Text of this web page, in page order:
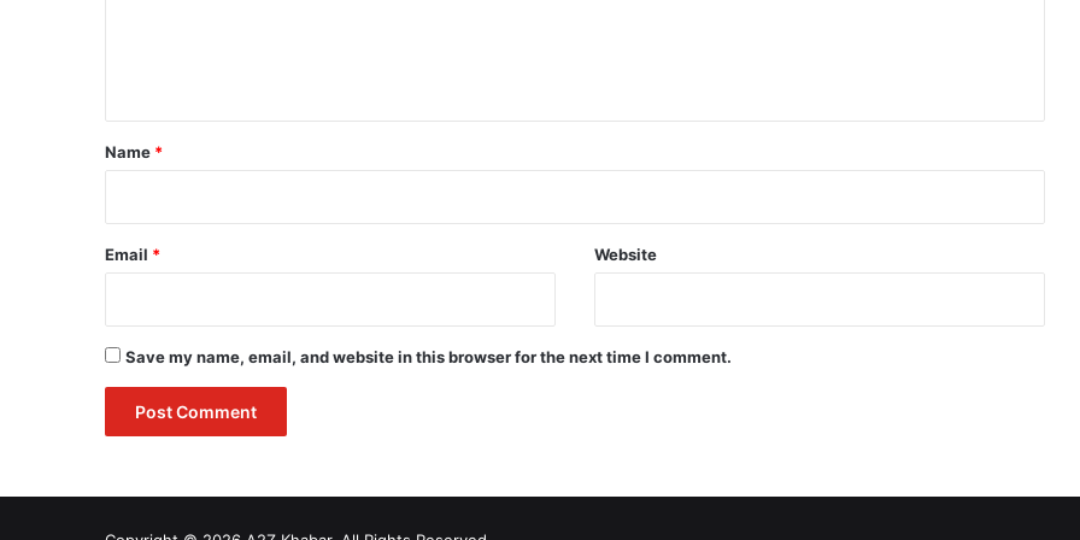
*
Name *
Email * Website
Save my name, email, and website in this browser for the next time I comment.